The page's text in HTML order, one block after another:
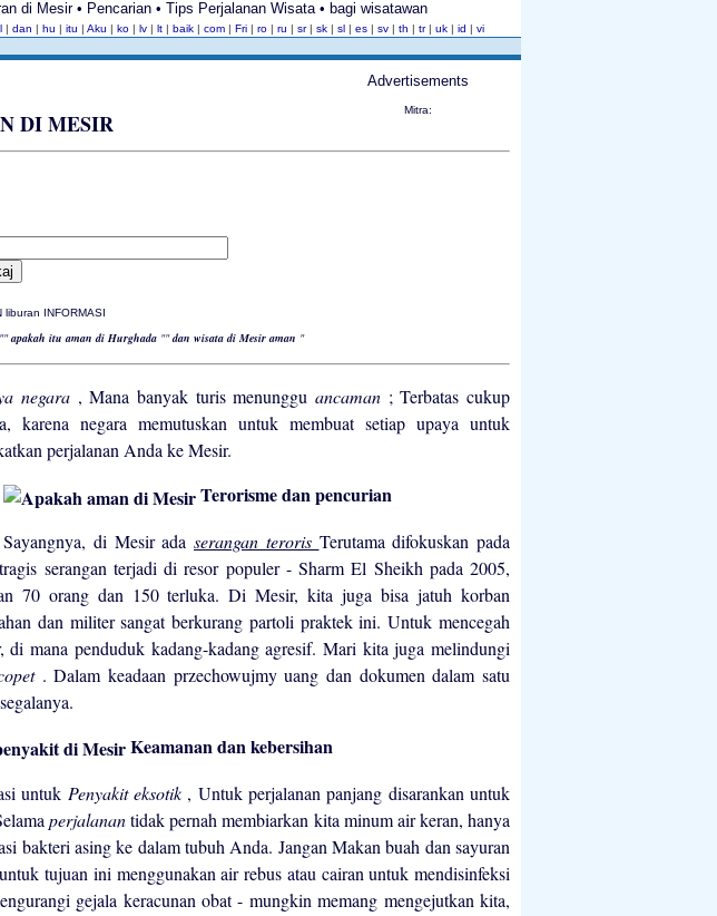
di Mesir • Pencarian • Tips Perjalanan Wisata • bagi wisatawan
| dan | hu | itu | Aku | ko | lv | lt | baik | com | Fri | ro | ru | sr | sk | sl | es | sv | th | tr | uk | id | vi
Advertisements
Mitra:
DI MESIR
liburan INFORMASI
""apakah itu aman di Hurghada ""dan wisata di Mesir aman "
negara , Mana banyak turis menungguancaman ; Terbatas cukup
karena negara memutuskan untuk membuat setiap upaya untuk
perjalanan Anda ke Mesir.
Terorisme dan pencurian
Sayangnya, di Mesir ada serangan teroris Terutama difokuskan pada
serangan terjadi di resor populer - Sharm El Sheikh pada 2005,
70 orang dan 150 terluka. Di Mesir, kita juga bisa jatuh korban
dan militer sangat berkurang partoli praktek ini. Untuk mencegah
mana penduduk kadang-kadang agresif. Mari kita juga melindungi
. Dalam keadaan przechowujmy uang dan dokumen dalam satu
Keamanan dan kebersihan
untuk Penyakit eksotik , Untuk perjalanan panjang disarankan untuk
perjalanantidak pernah membiarkan kita minum air keran, hanya
bakteri asing ke dalam tubuh Anda. Jangan Makan buah dan sayuran
tujuan ini menggunakan air rebus atau cairan untuk mendisinfeksi
gejala keracunan obat - mungkin memang mengejutkan kita,